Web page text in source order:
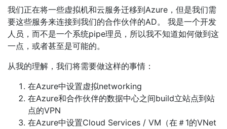
我们正在将一些虚拟机和云服务迁移到Azure，但是我们需
要这些服务来连接到我们的合作伙伴的AD。 我是一个开发
人员，而不是一个系统pipe理员，所以我不知道如何做到这
一点，或者甚至是可能的。
从我的理解，我们将需要做这样的事情：
在Azure中设置虚拟networking
在Azure和合作伙伴的数据中心之间build立站点到站
点的VPN
在Azure中设置Cloud Services / VM（在＃1的VNet